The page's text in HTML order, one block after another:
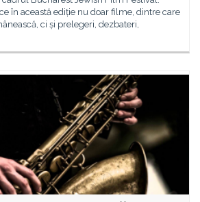
în această ediție nu doar filme, dintre care
ci și prelegeri, dezbateri,